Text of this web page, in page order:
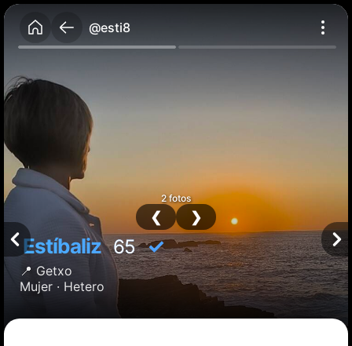
@esti8
Estíbaliz65✓
📍 Getxo
Mujer · Hetero
2 fotos
❮ ❯